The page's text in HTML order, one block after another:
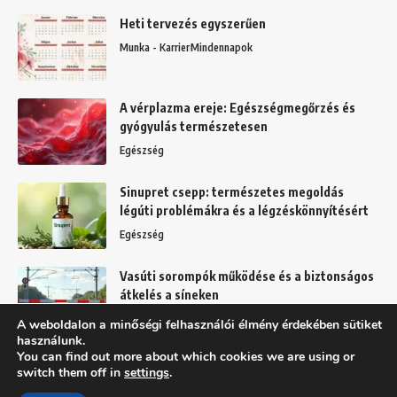
Heti tervezés egyszerűen
Munka - KarrierMindennapok
A vérplazma ereje: Egészségmegőrzés és
gyógyulás természetesen
Egészség
Sinupret csepp: természetes megoldás
légúti problémákra és a légzéskönnyítésért
Egészség
Vasúti sorompók működése és a biztonságos
átkelés a síneken
Mindennapok
Felhasználási feltételek
A weboldalon a minőségi felhasználói élmény érdekében sütiket
használunk.
You can find out more about which cookies we are using or
switch them off in settings.